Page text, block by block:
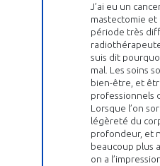
J’ai eu un
mastectomie et
période très
suis dit
mal. Les soins
bien-être, et
professionnels
Lorsque l’on
légèreté du
profondeur, et
beaucoup plus
on a